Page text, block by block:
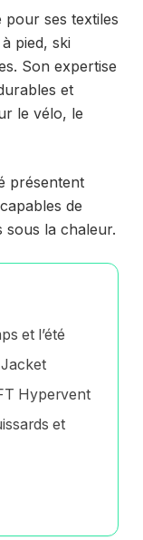
pour ses textiles
pied, ski
Son expertise
et
le vélo, le
présentent
de
sous la chaleur.
et l’été
Hypervent
et